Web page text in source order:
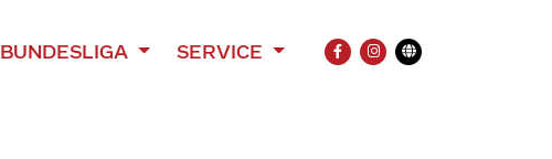
BUNDESLIGA SERVICE
FACEBOOK
INSTAGRAM
Übersetzung